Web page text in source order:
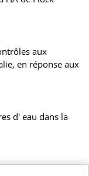
aux
en réponse aux
d' eau dans la